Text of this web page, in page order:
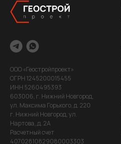
ООО «Геостройпроект»
ОГРН 1245200015455
ИНН 5260495393
603006, г. Нижний Новгород,
ул. Максима Горького, д. 220
г. Нижний Новгород, ул.
Нартова,,д. 2А
Расчетный счет
40702810829080003303